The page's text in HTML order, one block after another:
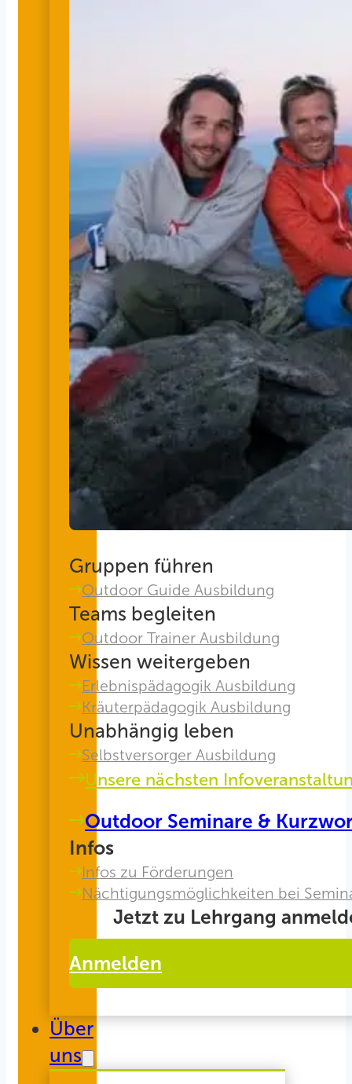
Gruppen führen
Outdoor Guide Ausbildung
Teams begleiten
Outdoor Trainer Ausbildung
Wissen weitergeben
Erlebnispädagogik Ausbildung
Kräuterpädagogik Ausbildung
Unabhängig leben
Selbstversorger Ausbildung
Unsere nächsten
Outdoor Seminare &
Infos
Infos zu Förderungen
Nächtigungsmöglichkeiten bei
Jetzt zu Lehrgang
Anmelden
Über
uns